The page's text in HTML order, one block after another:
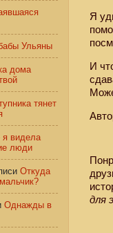
Я
И
для
Ульяны
дома
тянет
я видела
люди
Откуда
Однажды в